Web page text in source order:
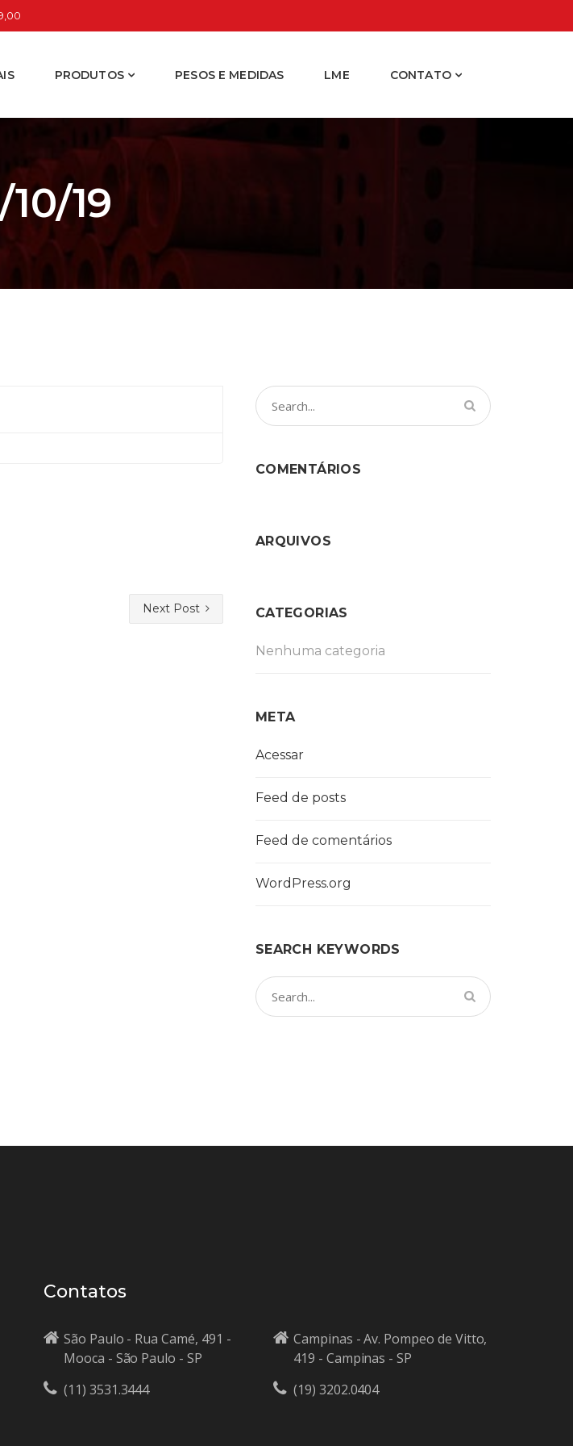
PRODUTOS PESOS E MEDIDAS LME CONTATO
19
Next Post
COMENTÁRIOS
ARQUIVOS
CATEGORIAS
Nenhuma categoria
META
Acessar
Feed de posts
Feed de comentários
WordPress.org
SEARCH KEYWORDS
Contatos
São Paulo - Rua Camé, 491 -
Mooca - São Paulo - SP
(11) 3531.3444
Campinas - Av. Pompeo de Vitto,
419 - Campinas - SP
(19) 3202.0404